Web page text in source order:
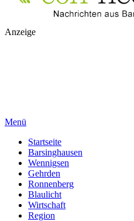
Anzeige
Menü
Startseite
Barsinghausen
Wennigsen
Gehrden
Ronnenberg
Blaulicht
Wirtschaft
Region